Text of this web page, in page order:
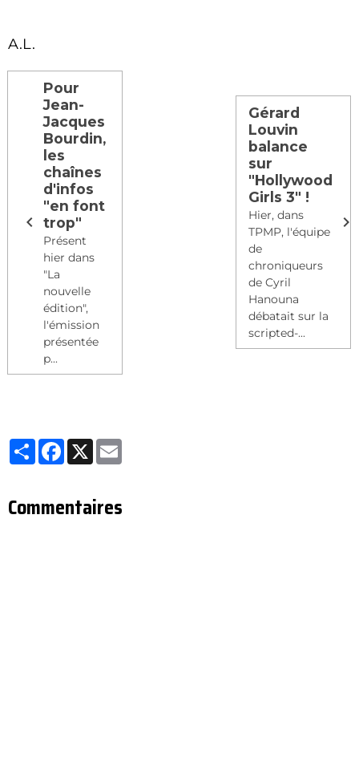
A.L.
Pour
Jean-
Jacques
Bourdin,
les
chaînes
d'infos
"en font
trop"
Présent
hier dans
"La
nouvelle
édition",
l'émission
présentée
p...
Gérard
Louvin
balance
sur
"Hollywood
Girls 3" !
Hier, dans
TPMP, l'équipe
de
chroniqueurs
de Cyril
Hanouna
débatait sur la
scripted-...
Partager
Facebook
X
Commentaires